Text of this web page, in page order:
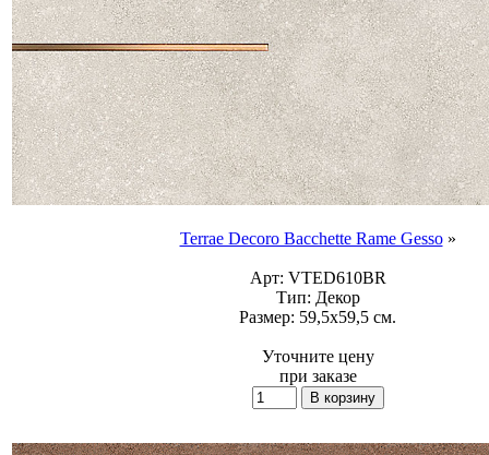
Terrae Decoro Bacchette Rame Gesso»
Арт: VTED610BR
Тип: Декор
Размер: 59,5x59,5 см.
Уточните цену
при заказе